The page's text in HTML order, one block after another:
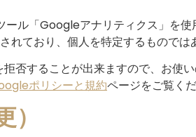
ル「Googleアナリティクス」を
ており、個人を特定するものでは
否することが出来ますので、お使
ポリシーと規約ページをご覧くだ